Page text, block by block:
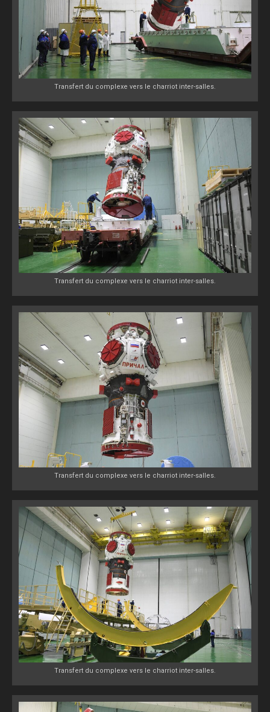
Transfert du complexe vers le charriot inter-salles.
Transfert du complexe vers le charriot inter-salles.
Transfert du complexe vers le charriot inter-salles.
Transfert du complexe vers le charriot inter-salles.